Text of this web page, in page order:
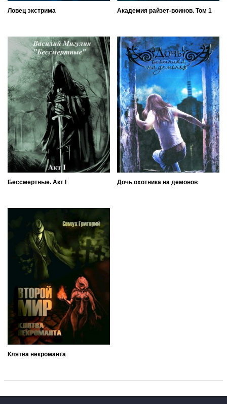
Ловец экстрима Академия райзет-воинов. Том 1
Бессмертные. Акт I Дочь охотника на демонов
Клятва некроманта